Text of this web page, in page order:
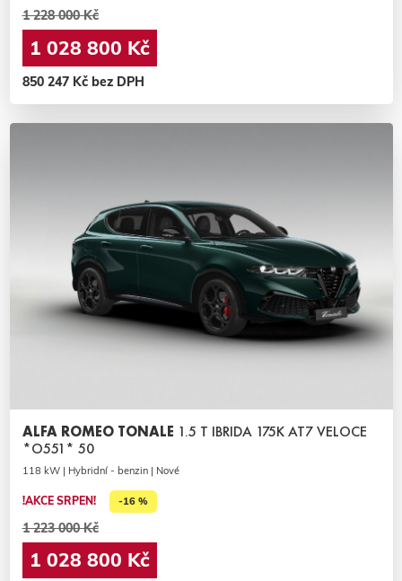
1 228 000 Kč
1 028 800 Kč
850 247 Kč bez DPH
ALFA ROMEO TONALE 1.5 T IBRIDA 175K AT7 VELOCE
*O551* 50
118 kW | Hybridní - benzin | Nové
!AKCE SRPEN! -16 %
1 223 000 Kč
1 028 800 Kč